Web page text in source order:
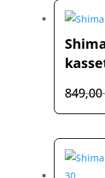
849,00